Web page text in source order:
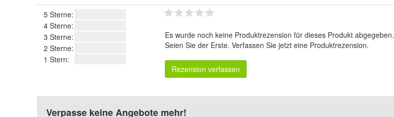
5 Sterne:
4 Sterne:
3 Sterne:
2 Sterne:
1 Stern:
Es wurde noch keine Produktrezension für dieses Produkt abgegeben.
Seien Sie der Erste. Verfassen Sie jetzt eine Produktrezension.
Rezension verfassen
Verpasse keine Angebote mehr!